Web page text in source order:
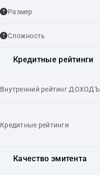
Размер
Сложность
Кредитные рейтинги
Внутренний рейтинг ДОХОДЪ
Кредитные рейтинги
Качество эмитента